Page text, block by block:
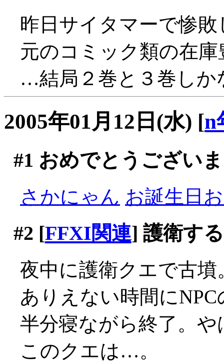
昨日サイタマーで惨
元のコミック類の在
…結局２巻と３巻しか
2005年01月12日(水) [n
#1 おめでとうござい
さかにゃん お誕生日
#2 [FFXI関連] 護衛す
夜中に護衛クエで古墳
ありえない時間に
半分寝ながら終了。
このクエは…。